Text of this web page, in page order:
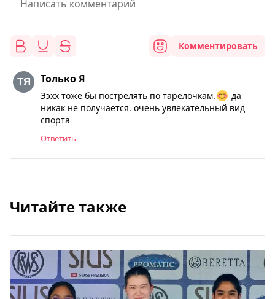
Комментировать
Только Я
Ээхх тоже бы пострелять по тарелочкам.
да
никак не получается. очень увлекательный вид
спорта
Ответить
Читайте также